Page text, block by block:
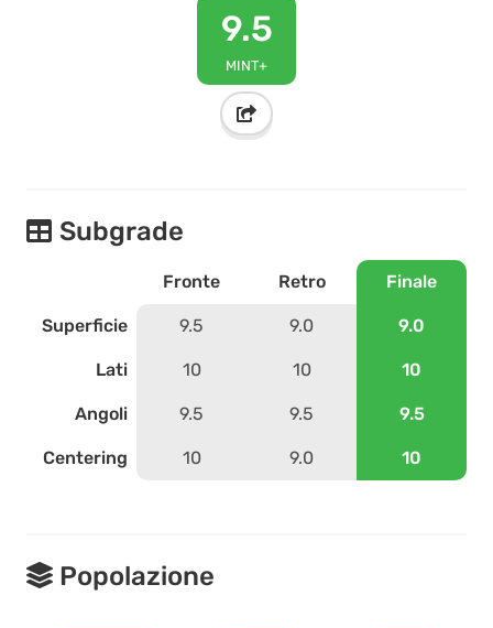
9.5
MINT+
Subgrade
Fronte Retro Finale
Superficie 9.5 9.0 9.0
Lati 10 10 10
Angoli 9.5 9.5 9.5
Centering 10 9.0 10
Popolazione